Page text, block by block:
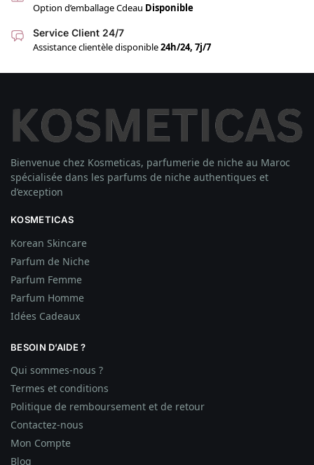
Option d’emballage Cdeau Disponible
Service Client 24/7
Assistance clientèle disponible24h/24, 7j/7
Bienvenue chez Kosmeticas, parfumerie de niche au Maroc
spécialisée dans les parfums de niche authentiques et
d’exception
KOSMETICAS
Korean Skincare
Parfum de Niche
Parfum Femme
Parfum Homme
Idées Cadeaux
BESOIN D’AIDE ?
Qui sommes-nous ?
Termes et conditions
Politique de remboursement et de retour
Contactez-nous
Mon Compte
Blog